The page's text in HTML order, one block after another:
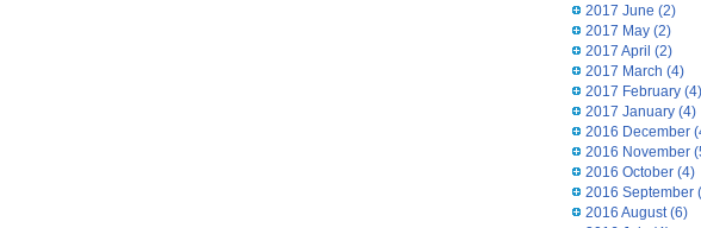
2017 June (2)
2017 May(2)
2017 April (2)
2017 March (4)
2017 February(4)
2017 January(4)
2016 December
2016 November
2016 October(4)
2016 September
2016 August(6)